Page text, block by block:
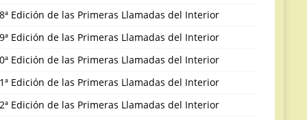
Edición de las Primeras Llamadas del Interior
Edición de las Primeras Llamadas del Interior
Edición de las Primeras Llamadas del Interior
Edición de las Primeras Llamadas del Interior
Edición de las Primeras Llamadas del Interior